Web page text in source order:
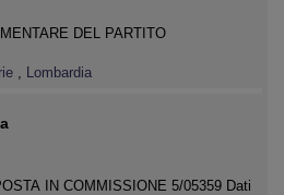
DEL PARTITO
, Lombardia
IN COMMISSIONE 5/05359 Dati